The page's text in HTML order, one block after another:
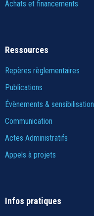
Achats et financements
Ressources
Repères règlementaires
Publications
Évènements & sensibilisation
Communication
Actes Administratifs
Appels à projets
Infos pratiques